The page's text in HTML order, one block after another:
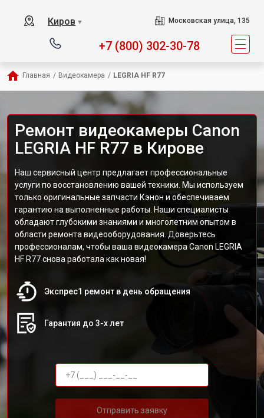
Киров ▼ Московская улица, 135
+7 (800) 302-30-78
Главная / Видеокамера / LEGRIA HF R77
Ремонт видеокамеры Canon
LEGRIA HF R77 в Кирове
Наш сервисный центр предлагает профессиональные
услуги по восстановлению вашей техники. Мы используем
только оригинальные запчасти Кэнон и обеспечиваем
гарантию на выполненные работы. Наши специалисты
обладают глубокими знаниями и многолетним опытом в
области ремонта видеооборудования. Доверьтесь
профессионалам, чтобы ваша видеокамера Canon LEGRIA
HF R77 снова работала как новая!
Экспрес1 ремонт в день обращения
Гарантия до 3-х лет
Отправить заявку